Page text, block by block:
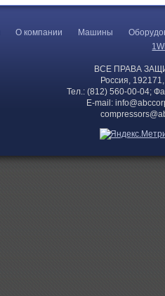
О компании Машины
ВСЕ ПРАВА
Россия,
Тел.: (812) 560-00-04;
E-mail: